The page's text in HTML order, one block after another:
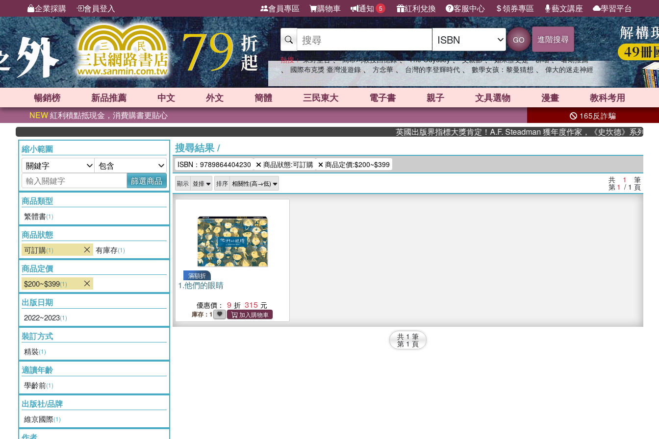
企業採購 會員登入 會員專區 購物車 通知 5 紅利兌換 客服中心 領券專區 藝文講座 學習平台
GO 進階搜尋
熱搜： 東野圭吾 、 高希均教授回憶錄 、 The Odyssey 、 父親節 、 如果歷史是一群喵 、 暑期推薦
、 國際布克獎 臺灣漫遊錄 、 方念華 、 台灣的李登輝時代 、 數學女孩：黎曼猜想 、 偉大的迷走神經
暢銷榜 新品推薦 中文 外文 簡體 三民東大 電子書 親子 文具選物 漫畫 教科考用
NEW紅利積點抵現金，消費購書更貼心 165反詐騙
英國出版界指標大獎肯定！A.F. Steadman 獲年度作家，《史坎德》系列帶你
縮小範圍
篩選商品
商品類型
繁體書(1)
商品狀態
可訂購(1) 有庫存(1)
商品定價
$200~$399(1)
出版日期
2022~2023(1)
裝訂方式
精裝(1)
適讀年齡
學齡前(1)
出版社/品牌
維京國際(1)
搜尋結果/
ISBN：9789864404230 商品狀態:可訂購 商品定價:$200~$399
顯示 排序 共 1 筆
第 1 / 1 頁
滿額折
1.他們的眼睛
優惠價： 9 315
庫存：1
共 1 筆
第 1 頁